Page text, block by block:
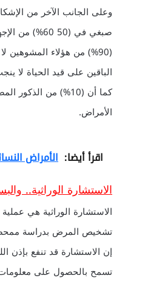
وعلى الجانب الآخر من
صبغي في (50
(90%) من هؤلاء المشوهين
الأمراض.
اقرأ أيضا: الأمراض
الاستشارة الوراثية..
الاستشارة الوراثية هي
تشخيص المرض بدراسة
إن الاستشارة قد تنفع
تسمح بالحصول على معلومات